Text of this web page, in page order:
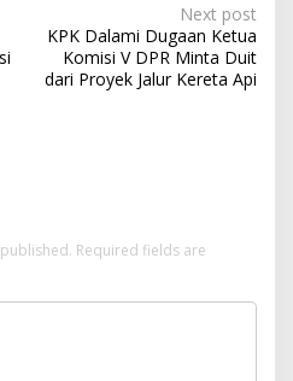
Next post
KPK Dalami Dugaan Ketua
Komisi V DPR Minta Duit
dari Proyek Jalur Kereta Api
Required fields are